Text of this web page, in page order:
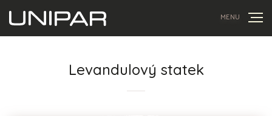
MENU
Levandulový statek